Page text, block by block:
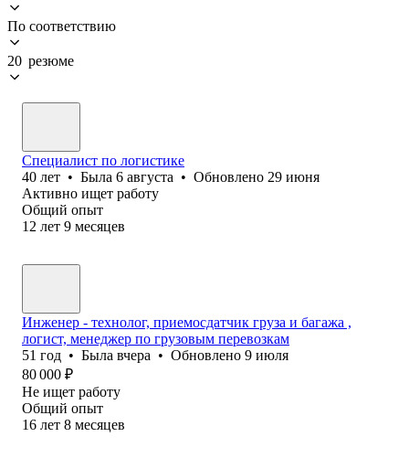
По соответствию
20 резюме
Специалист по логистике
40 лет • Была 6 августа • Обновлено 29 июня
Активно ищет работу
Общий опыт
12 лет 9 месяцев
Инженер - технолог, приемосдатчик груза и багажа ,
логист, менеджер по грузовым перевозкам
51 год • Была вчера • Обновлено 9 июля
80 000 ₽
Не ищет работу
Общий опыт
16 лет 8 месяцев